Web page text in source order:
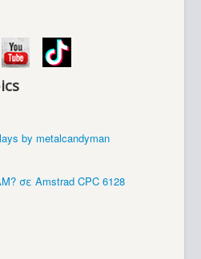
by metalcandyman
σε Amstrad CPC 6128